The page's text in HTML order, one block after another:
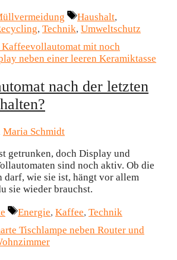
Schlagwörter
Haushalt,
, Technik, Umweltschutz
nach der letzten
Maria Schmidt
getrunken, doch Display und
sind noch aktiv. Ob die
darf, wie sie ist, hängt vor allem
sie wieder brauchst.
Schlagwörter
Energie, Kaffee, Technik